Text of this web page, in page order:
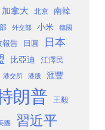
加拿大 北京
南韓
外交部 小米 德國
報告 日圓 日本
比亞迪 江澤民
港交所 港股 滙豐
朗普 王毅
團 習近平